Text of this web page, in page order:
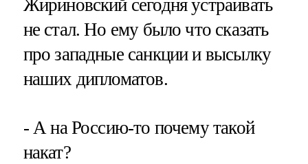
Жириновский сегодня устраивать
не стал. Но ему было что сказать
про западные санкции и высылку
наших дипломатов.
- А на Россию-то почему такой
накат?